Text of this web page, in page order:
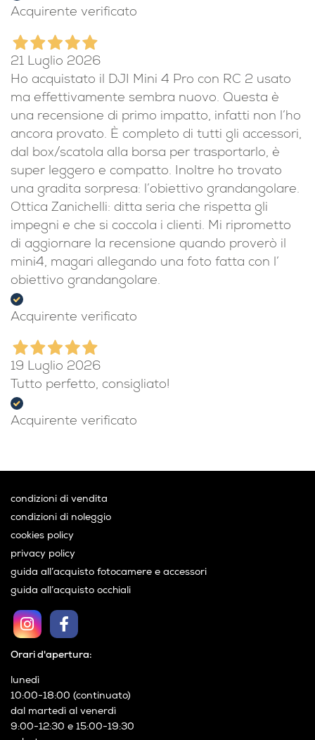
le comunicazioni con assistenza Zanichelli
Acquirente verificato
21 Luglio 2026
Ho acquistato il DJI Mini 4 Pro con RC 2 usato
ma effettivamente sembra nuovo. Questa è
una recensione di primo impatto, infatti non l’ho
ancora provato. È completo di tutti gli accessori,
dal box/scatola alla borsa per trasportarlo, è
super leggero e compatto. Inoltre ho trovato
una gradita sorpresa: l’obiettivo grandangolare.
Ottica Zanichelli: ditta seria che rispetta gli
impegni e che si coccola i clienti. Mi riprometto
di aggiornare la recensione quando proverò il
mini4, magari allegando una foto fatta con l’
Acquirente verificato
19 Luglio 2026
Acquirente verificato
Orari d'apertura:
condizioni di vendita
condizioni di noleggio
cookies policy
guida all’acquisto fotocamere e accessori